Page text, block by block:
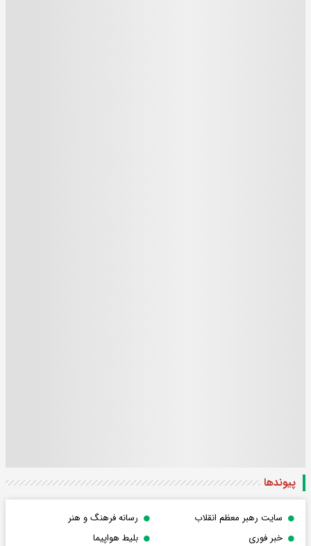
پیوندها
سایت رهبر معظم انقلاب
رسانه فرهنگ و هنر
خبر فوری
بلیط هواپیما